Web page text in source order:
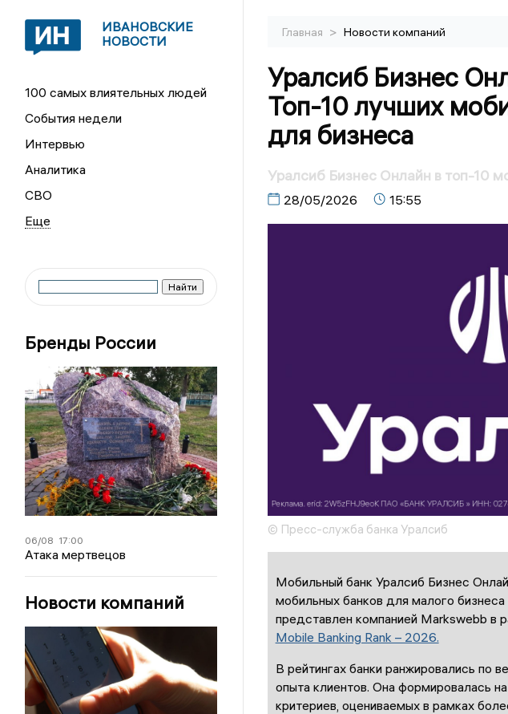
ИВАНОВСКИЕ
НОВОСТИ
100 самых влиятельных людей
События недели
Интервью
Аналитика
СВО
Бренды России
06/08 17:00
Атака мертвецов
Новости компаний
Главная > Новости компаний
Уралсиб Бизнес
Топ-10 лучших
для бизнеса
Уралсиб Бизнес Онлайн в топ-10
28/05/2026 15:55
© Пресс-служба банка Уралсиб
Мобильный банк Уралсиб Бизнес
мобильных банков для малого бизнеса
представлен компанией Markswebb в
Mobile Banking Rank – 2026.
В рейтингах банки ранжировались по
опыта клиентов. Она формировалась
критериев, оцениваемых в рамках